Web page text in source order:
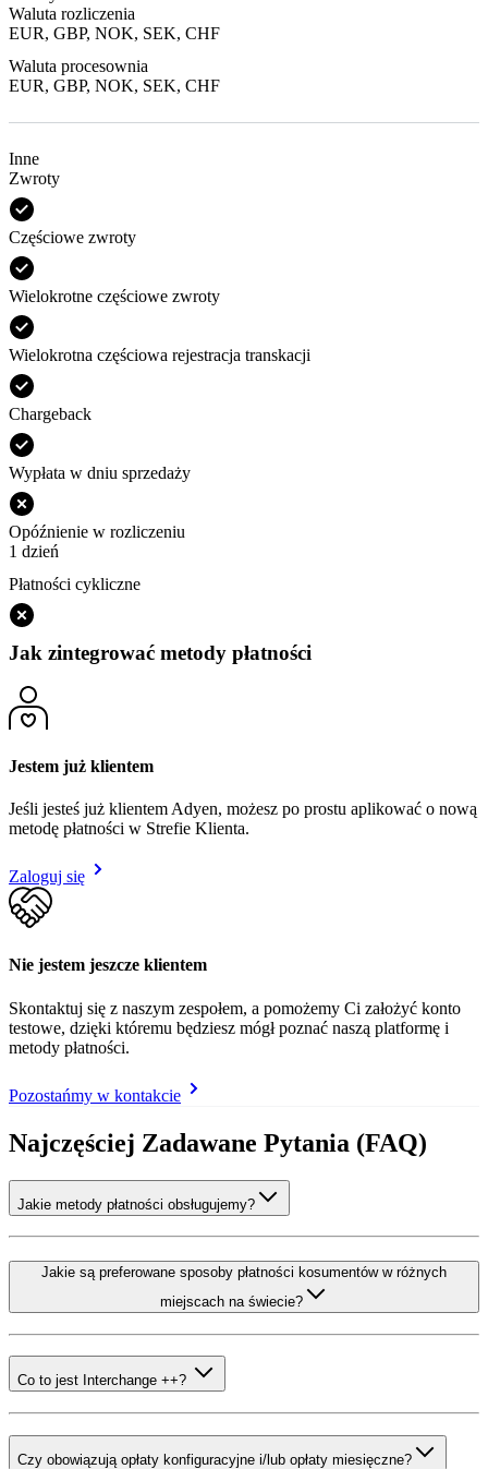
Waluta rozliczenia
EUR, GBP, NOK, SEK, CHF
Waluta procesownia
EUR, GBP, NOK, SEK, CHF
Inne
Zwroty
Częściowe zwroty
Wielokrotne częściowe zwroty
Wielokrotna częściowa rejestracja transkacji
Chargeback
Wypłata w dniu sprzedaży
Opóźnienie w rozliczeniu
1 dzień
Płatności cykliczne
Jak zintegrować metody płatności
Jestem już klientem
Jeśli jesteś już klientem Adyen, możesz po prostu aplikować o nową
metodę płatności w Strefie Klienta.
Zaloguj się
Nie jestem jeszcze klientem
Skontaktuj się z naszym zespołem, a pomożemy Ci założyć konto
testowe, dzięki któremu będziesz mógł poznać naszą platformę i
metody płatności.
Pozostańmy w kontakcie
Najczęściej Zadawane Pytania (FAQ)
Jakie metody płatności obsługujemy?
Jakie są preferowane sposoby płatności kosumentów w różnych
miejscach na świecie?
Co to jest Interchange ++?
Czy obowiązują opłaty konfiguracyjne i/lub opłaty miesięczne?